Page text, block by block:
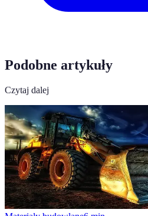
Podobne artykuły
Czytaj dalej